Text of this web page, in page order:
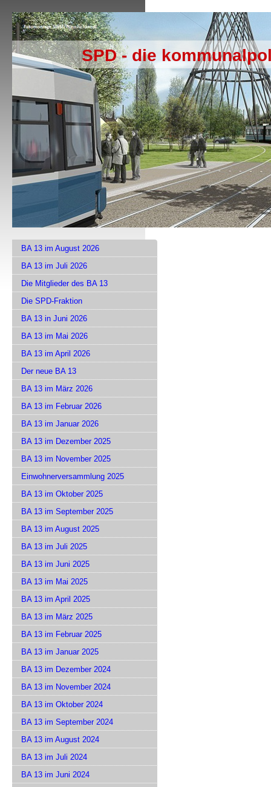
SPD - die
BA 13 im August 2026
BA 13 im Juli 2026
Die Mitglieder des BA 13
Die SPD-Fraktion
BA 13 in Juni 2026
BA 13 im Mai 2026
BA 13 im April 2026
Der neue BA 13
BA 13 im März 2026
BA 13 im Februar 2026
BA 13 im Januar 2026
BA 13 im Dezember 2025
BA 13 im November 2025
Einwohnerversammlung 2025
BA 13 im Oktober 2025
BA 13 im September 2025
BA 13 im August 2025
BA 13 im Juli 2025
BA 13 im Juni 2025
BA 13 im Mai 2025
BA 13 im April 2025
BA 13 im März 2025
BA 13 im Februar 2025
BA 13 im Januar 2025
BA 13 im Dezember 2024
BA 13 im November 2024
BA 13 im Oktober 2024
BA 13 im September 2024
BA 13 im August 2024
BA 13 im Juli 2024
BA 13 im Juni 2024